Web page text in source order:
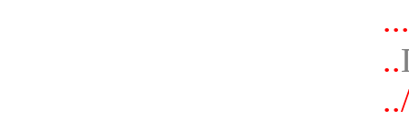
..